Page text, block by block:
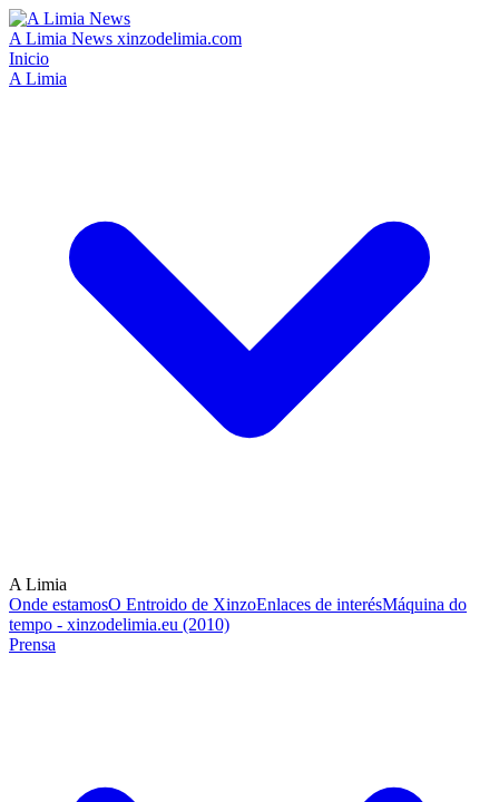
A Limia News xinzodelimia.com
Inicio
A Limia
A Limia
Onde estamosO Entroido de XinzoEnlaces de interésMáquina do
tempo - xinzodelimia.eu (2010)
Prensa